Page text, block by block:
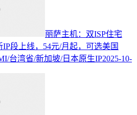
丽萨主机：双ISP住宅
段上线，54元/月起，可选美国
台湾省/新加坡/日本原生IP2025-10-